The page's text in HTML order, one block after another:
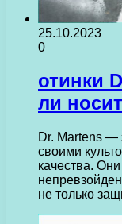
25.10.2023
0
отинки
ли
Dr. Martens —
своими
качества.
не только